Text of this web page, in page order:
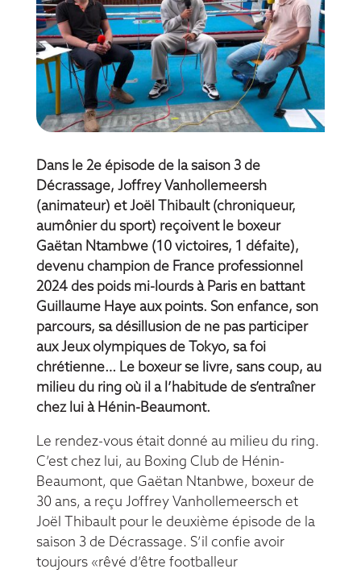
Dans le 2e épisode de la saison 3 de
Décrassage, Joffrey Vanhollemeersh
(animateur) et Joël Thibault (chroniqueur,
aumônier du sport) reçoivent le boxeur
Gaëtan Ntambwe (10 victoires, 1 défaite),
devenu champion de France professionnel
2024 des poids mi-lourds à Paris en battant
Guillaume Haye aux points. Son enfance, son
parcours, sa désillusion de ne pas participer
aux Jeux olympiques de Tokyo, sa foi
chrétienne… Le boxeur se livre, sans coup, au
milieu du ring où il a l’habitude de s’entraîner
chez lui à Hénin-Beaumont.
Le rendez-vous était donné au milieu du ring.
C’est chez lui, au Boxing Club de Hénin-
Beaumont, que Gaëtan Ntanbwe, boxeur de
30 ans, a reçu Joffrey Vanhollemeersch et
Joël Thibault pour le deuxième épisode de la
saison 3 de Décrassage. S’il confie avoir
toujours «rêvé d’être footballeur